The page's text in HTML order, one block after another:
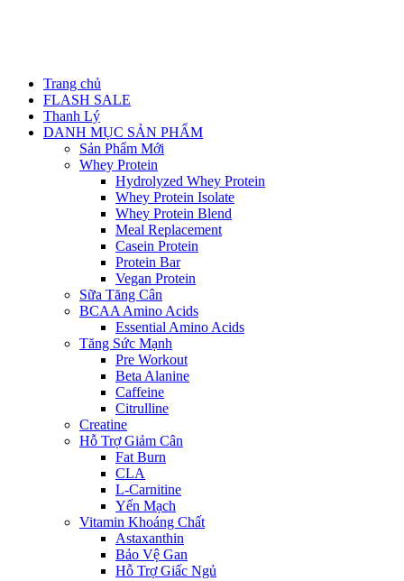
Trang chủ
FLASH SALE
Thanh Lý
DANH MỤC SẢN PHẨM
Sản Phẩm Mới
Whey Protein
Hydrolyzed Whey Protein
Whey Protein Isolate
Whey Protein Blend
Meal Replacement
Casein Protein
Protein Bar
Vegan Protein
Sữa Tăng Cân
BCAA Amino Acids
Essential Amino Acids
Tăng Sức Mạnh
Pre Workout
Beta Alanine
Caffeine
Citrulline
Creatine
Hỗ Trợ Giảm Cân
Fat Burn
CLA
L-Carnitine
Yến Mạch
Vitamin Khoáng Chất
Astaxanthin
Bảo Vệ Gan
Hỗ Trợ Giấc Ngủ